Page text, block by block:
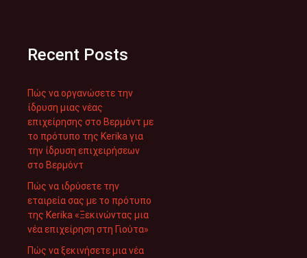
Recent Posts
Πώς να οργανώσετε την
ίδρυση μιας νέας
επιχείρησης στο Βερμόντ με
το πρότυπο της Kerika για
την ίδρυση επιχειρήσεων
στο Βερμόντ
Πώς να ιδρύσετε την
εταιρεία σας με το πρότυπο
της Kerika «Ξεκινώντας μια
νέα επιχείρηση στη Γιούτα»
Πώς να ξεκινήσετε μια νέα